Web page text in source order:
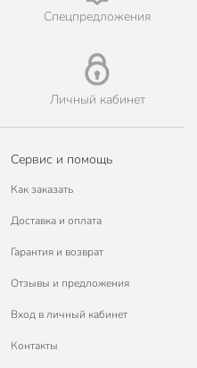
Спецпредложения
Личный кабинет
Сервис и помощь
Как заказать
Доставка и оплата
Гарантия и возврат
Отзывы и предложения
Вход в личный кабинет
Контакты